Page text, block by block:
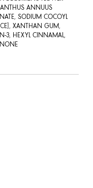
ANNUUS
SODIUM COCOYL
XANTHAN GUM,
3, HEXYL CINNAMAL,